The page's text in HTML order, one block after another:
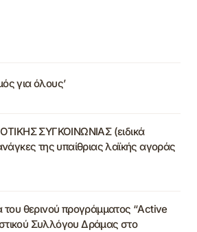
για όλους’
ΣΥΓΚΟΙΝΩΝΙΑΣ (ειδικά
της υπαίθριας λαϊκής αγοράς
του θερινού προγράμματος “Active
Συλλόγου Δράμας στο